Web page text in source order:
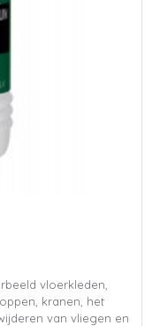
vloerkleden,
kranen, het
van vliegen en